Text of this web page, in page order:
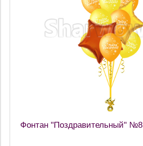
Фонтан "Поздравительный" №8